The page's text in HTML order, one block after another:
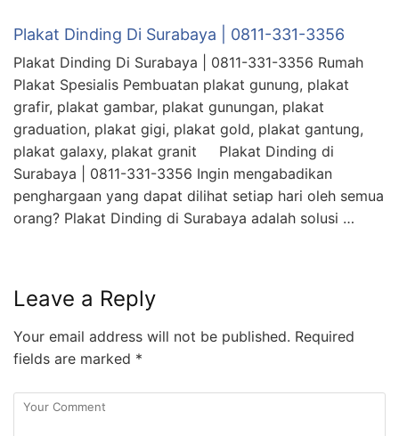
Plakat Dinding Di Surabaya | 0811-331-3356
Plakat Dinding Di Surabaya | 0811-331-3356 Rumah
Plakat Spesialis Pembuatan plakat gunung, plakat
grafir, plakat gambar, plakat gunungan, plakat
graduation, plakat gigi, plakat gold, plakat gantung,
plakat galaxy, plakat granit Plakat Dinding di
Surabaya | 0811-331-3356 Ingin mengabadikan
penghargaan yang dapat dilihat setiap hari oleh semua
orang? Plakat Dinding di Surabaya adalah solusi …
Leave a Reply
Your email address will not be published. Required
fields are marked *